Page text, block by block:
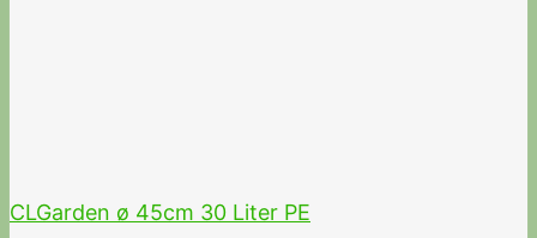
CLGarden ø 45cm 30 Liter PE